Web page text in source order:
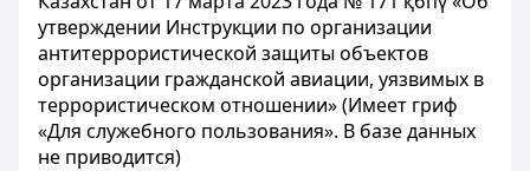
утверждении Инструкции по организации
антитеррористической защиты объектов
организации гражданской авиации, уязвимых в
террористическом отношении» (Имеет гриф
«Для служебного пользования». В базе данных
не приводится)